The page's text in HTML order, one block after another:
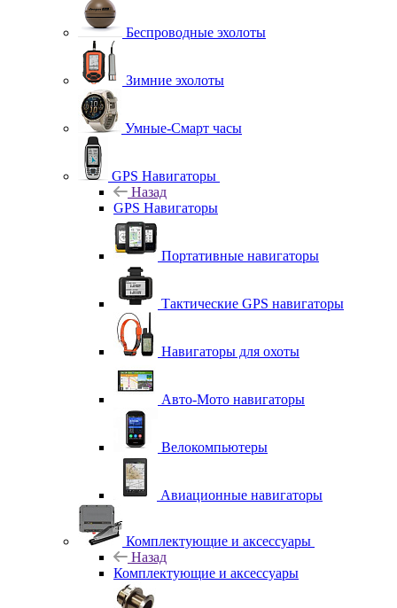
Беспроводные эхолоты
Зимние эхолоты
Умные-Смарт часы
GPS Навигаторы
Назад
GPS Навигаторы
Портативные навигаторы
Тактические GPS навигаторы
Навигаторы для охоты
Авто-Мото навигаторы
Велокомпьютеры
Авиационные навигаторы
Комплектующие и аксессуары
Назад
Комплектующие и аксессуары